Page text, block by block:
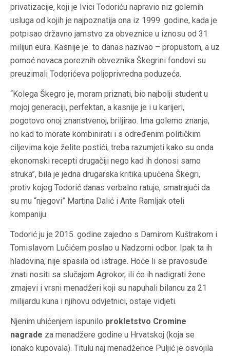
privatizacije, koji je Ivici Todoriću napravio niz golemih
usluga od kojih je najpoznatija ona iz 1999. godine, kada je
potpisao državno jamstvo za obveznice u iznosu od 31
milijun eura. Kasnije je to danas nazivao – propustom, a uz
pomoć novaca poreznih obveznika Škegrini fondovi su
preuzimali Todorićeva poljoprivredna poduzeća.
“Kolega Škegro je, moram priznati, bio najbolji student u
mojoj generaciji, perfektan, a kasnije je i u karijeri,
pogotovo onoj znanstvenoj, briljirao. Ima golemo znanje,
no kad to morate kombinirati i s određenim političkim
ciljevima koje želite postići, treba razumjeti kako su onda
ekonomski recepti drugačiji nego kad ih donosi samo
struka”, bila je jedna drugarska kritika upućena Škegri,
protiv kojeg Todorić danas verbalno ratuje, smatrajući da
su mu “njegovi” Martina Dalić i Ante Ramljak oteli
kompaniju.
Todorić ju je 2015. godine zajedno s Damirom Kuštrakom i
Tomislavom Lučićem poslao u Nadzorni odbor. Ipak ta ih
hladovina, nije spasila od istrage. Hoće li se pravosuđe
znati nositi sa slučajem Agrokor, ili će ih nadigrati žene
zmajevi i vrsni menadžeri koji su napuhali bilancu za 21
milijardu kuna i njihovu odvjetnici, ostaje vidjeti.
Njenim uhićenjem ispunilo prokletstvo Cromine
nagrade za menadžere godine u Hrvatskoj (koja se
ionako kupovala). Titulu naj menadžerice Puljić je osvojila